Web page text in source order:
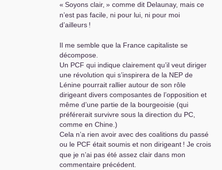
l’économie actuelle des autre pays qui se
réclament du socialisme, notamment de la
Chine.
avons, en France comme partout, besoin de
Marx, Engels, Lénine et DengXiaoPing et
devont, cesser de faire l’impasse, au nom du
« communisme déjà là »,sur le socialisme,
comme intermédiaire entre le capitalisme et le
communisme.
« Soyons clair, » comme dit Delaunay, mais ce
n’est pas facile, ni pour lui, ni pour moi
d’ailleurs !
Il me semble que la France capitaliste se
décompose.
Un PCF qui indique clairement qu’il veut diriger
une révolution qui s’inspirera de la NEP de
Lénine pourrait rallier autour de son rôle
dirigeant divers composantes de l’opposition et
même d’une partie de la bourgeoisie (qui
préférerait survivre sous la direction du PC,
comme en Chine.)
Cela n’a rien avoir avec des coalitions du passé
ou le PCF était soumis et non dirigeant ! Je crois
que je n’ai pas été assez clair dans mon
commentaire précédent.